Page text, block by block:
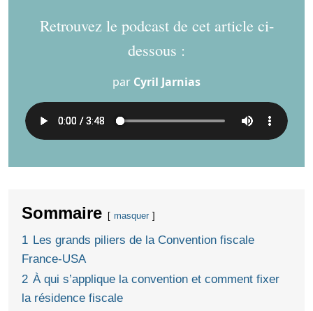
Retrouvez le podcast de cet article ci-
dessous :
par Cyril Jarnias
Sommaire masquer
1 Les grands piliers de la Convention fiscale
France‑USA
2 À qui s’applique la convention et comment fixer
la résidence fiscale